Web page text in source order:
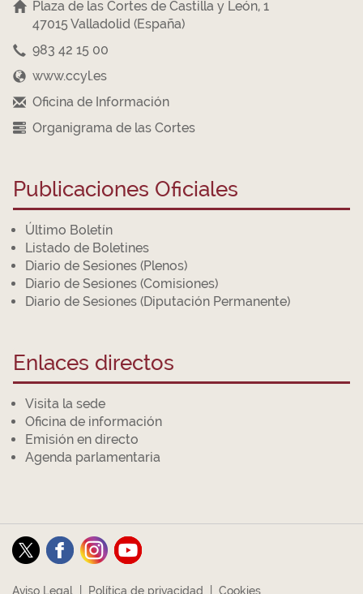
Plaza de las Cortes de Castilla y León, 1
47015 Valladolid (España)
983 42 15 00
www.ccyl.es
Oficina de Información
Organigrama de las Cortes
Publicaciones Oficiales
Último Boletín
Listado de Boletines
Diario de Sesiones (Plenos)
Diario de Sesiones (Comisiones)
Diario de Sesiones (Diputación Permanente)
Enlaces directos
Visita la sede
Oficina de información
Emisión en directo
Agenda parlamentaria
Aviso Legal Política de privacidad Cookies